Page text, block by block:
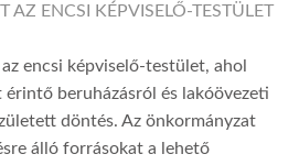
AZ ENCSI KÉPVISELŐ-TESTÜLET
encsi képviselő-testület, ahol
beruházásról és lakóövezeti
döntés. Az önkormányzat
álló forrásokat a lehető